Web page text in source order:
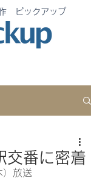
ピックアップ
交番に密着
）放送